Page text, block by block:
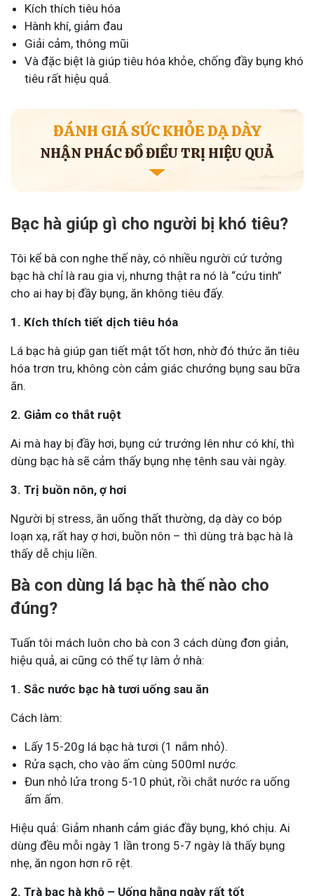
Kích thích tiêu hóa
Hành khí, giảm đau
Giải cảm, thông mũi
Và đặc biệt là giúp tiêu hóa khỏe, chống đầy bụng khó
tiêu rất hiệu quả.
ĐÁNH GIÁ SỨC KHỎE DẠ DÀY
NHẬN PHÁC ĐỒ ĐIỀU TRỊ HIỆU QUẢ
Bạc hà giúp gì cho người bị khó tiêu?
Tôi kể bà con nghe thế này, có nhiều người cứ tưởng
bạc hà chỉ là rau gia vị, nhưng thật ra nó là “cứu tinh”
cho ai hay bị đầy bụng, ăn không tiêu đấy.
1. Kích thích tiết dịch tiêu hóa
Lá bạc hà giúp gan tiết mật tốt hơn, nhờ đó thức ăn tiêu
hóa trơn tru, không còn cảm giác chướng bụng sau bữa
ăn.
2. Giảm co thắt ruột
Ai mà hay bị đầy hơi, bụng cứ trướng lên như có khí, thì
dùng bạc hà sẽ cảm thấy bụng nhẹ tênh sau vài ngày.
3. Trị buồn nôn, ợ hơi
Người bị stress, ăn uống thất thường, dạ dày co bóp
loạn xạ, rất hay ợ hơi, buồn nôn – thì dùng trà bạc hà là
thấy dễ chịu liền.
Bà con dùng lá bạc hà thế nào cho
đúng?
Tuấn tôi mách luôn cho bà con 3 cách dùng đơn giản,
hiệu quả, ai cũng có thể tự làm ở nhà:
1. Sắc nước bạc hà tươi uống sau ăn
Cách làm:
Lấy 15-20g lá bạc hà tươi (1 nắm nhỏ).
Rửa sạch, cho vào ấm cùng 500ml nước.
Đun nhỏ lửa trong 5-10 phút, rồi chắt nước ra uống
ấm ấm.
Hiệu quả: Giảm nhanh cảm giác đầy bụng, khó chịu. Ai
dùng đều mỗi ngày 1 lần trong 5-7 ngày là thấy bụng
nhẹ, ăn ngon hơn rõ rệt.
2. Trà bạc hà khô – Uống hằng ngày rất tốt